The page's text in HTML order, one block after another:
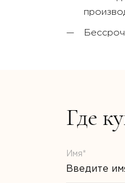
Где
Имя*